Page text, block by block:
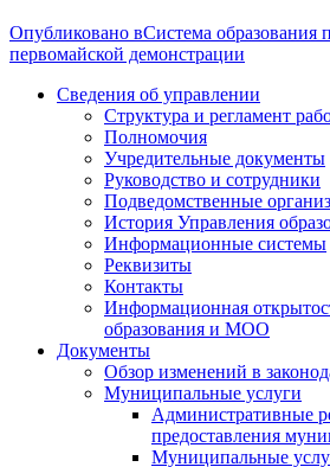
Опубликовано вСистема образования
первомайской демонстрации
Сведения об управлении
Структура и регламент
Полномочия
Учредительные документы
Руководство и сотрудники
Подведомственные
История Управления
Информационные системы
Реквизиты
Контакты
Информационная
образования и МОО
Документы
Обзор изменений в
Муниципальные услуги
Административные
предоставления
Муниципальные